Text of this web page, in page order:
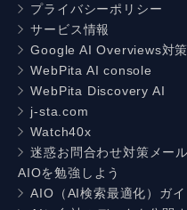
プライバシーポリシー
サービス情報
Google AI Overviews対
WebPita AI console
WebPita Discovery AI
j-sta.com
Watch40x
迷惑お問合わせ対策メール
AIOを勉強しよう
AIO（AI検索最適化）ガ